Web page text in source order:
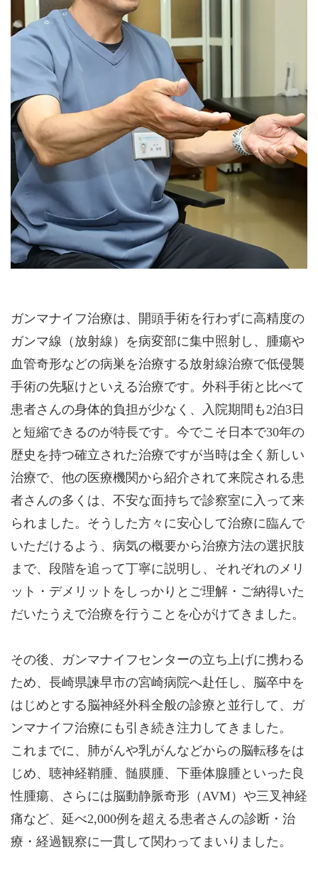
ガンマナイフ治療は、開頭手術を行わずに高精度の
ガンマ線（放射線）を病変部に集中照射し、腫瘍や
血管奇形などの病巣を治療する放射線治療で低侵襲
手術の先駆けといえる治療です。外科手術と比べて
患者さんの身体的負担が少なく、入院期間も2泊3日
と短縮できるのが特長です。今でこそ日本で30年の
歴史を持つ確立された治療ですが当時は全く新しい
治療で、他の医療機関から紹介されて来院される患
者さんの多くは、不安な面持ちで診察室に入って来
られました。そうした方々に安心して治療に臨んで
いただけるよう、病気の概要から治療方法の選択肢
まで、段階を追って丁寧に説明し、それぞれのメリ
ット・デメリットをしっかりとご理解・ご納得いた
だいたうえで治療を行うことを心がけてきました。
その後、ガンマナイフセンターの立ち上げに携わる
ため、長崎県諫早市の宮崎病院へ赴任し、脳卒中を
はじめとする脳神経外科全般の診療と並行して、ガ
ンマナイフ治療にも引き続き注力してきました。
これまでに、肺がんや乳がんなどからの脳転移をは
じめ、聴神経鞘腫、髄膜腫、下垂体腺腫といった良
性腫瘍、さらには脳動静脈奇形（AVM）や三叉神経
痛など、延べ2,000例を超える患者さんの診断・治
療・経過観察に一貫して関わってまいりました。